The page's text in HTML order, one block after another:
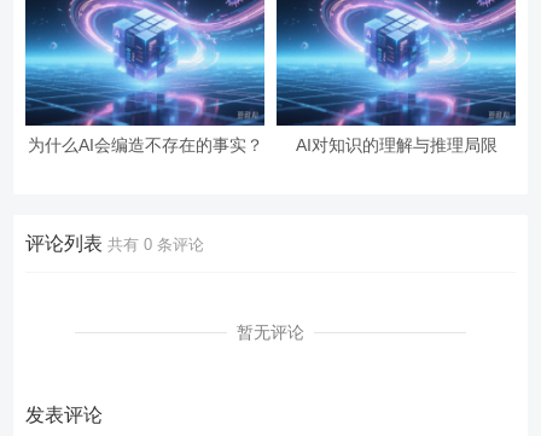
为什么AI会编造不存在的事实？ AI对知识的理解与推理局限
评论列表 共有 0 条评论
暂无评论
发表评论